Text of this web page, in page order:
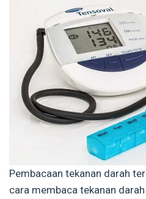
Pembacaan tekanan darah
cara membaca tekanan